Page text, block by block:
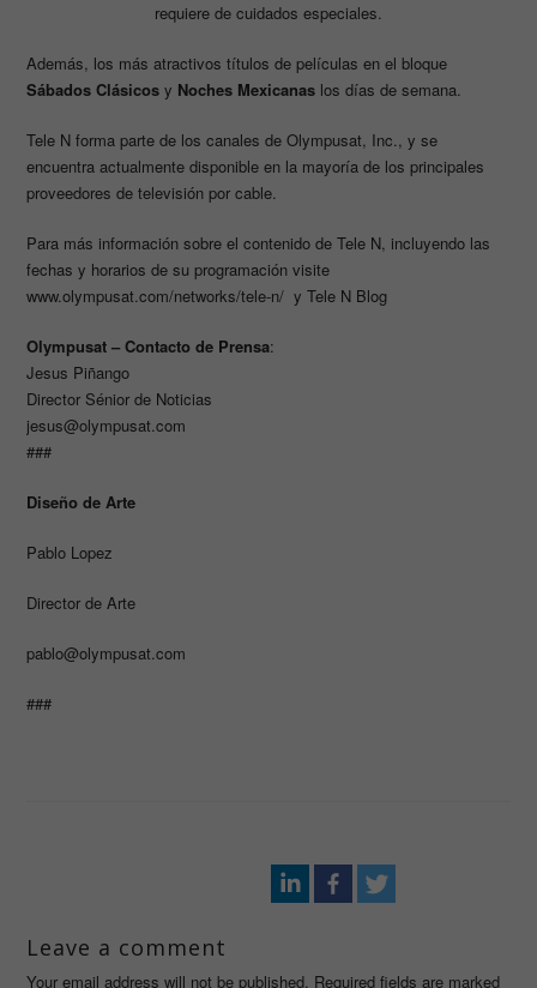
requiere de cuidados especiales.
Además, los más atractivos títulos de películas en el bloque
Sábados Clásicos y Noches Mexicanas los días de semana.
Tele N forma parte de los canales de Olympusat, Inc., y se
encuentra actualmente disponible en la mayoría de los principales
proveedores de televisión por cable.
Para más información sobre el contenido de Tele N, incluyendo las
fechas y horarios de su programación visite
www.olympusat.com/networks/tele-n/ yTele N Blog
Olympusat – Contacto de Prensa:
Jesus Piñango
Director Sénior de Noticias
jesus@olympusat.com
###
Diseño de Arte
Pablo Lopez
Director de Arte
pablo@olympusat.com
###
Leave a comment
Your email address will not be published. Required fields are marked